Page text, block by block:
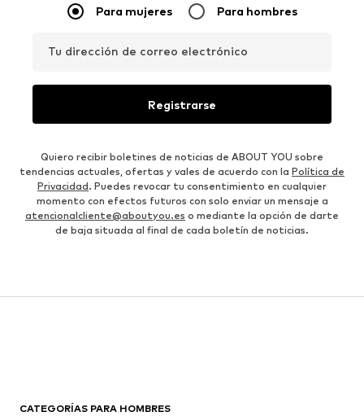
Para mujeres Para hombres
Tu dirección de correo electrónico
Registrarse
Quiero recibir boletines de noticias de ABOUT YOU sobre
tendencias actuales, ofertas y vales de acuerdo con la Política de
Privacidad. Puedes revocar tu consentimiento en cualquier
momento con efectos futuros con solo enviar un mensaje a
atencionalcliente@aboutyou.es o mediante la opción de darte
de baja situada al final de cada boletín de noticias.
CATEGORÍAS PARA HOMBRES